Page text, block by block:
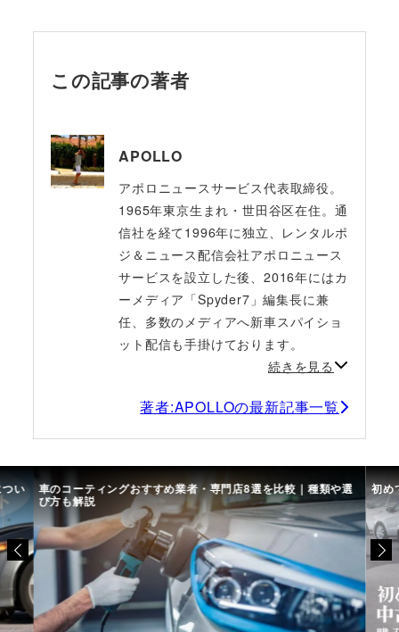
この記事の著者
APOLLO
アポロニュースサービス代表取締役。
1965年東京生まれ・世田谷区在住。通
信社を経て1996年に独立、レンタルポ
ジ＆ニュース配信会社アポロニュース
サービスを設立した後、2016年にはカ
ーメディア「Spyder7」編集長に兼
任、多数のメディアへ新車スパイショ
ット配信も手掛けております。
続きを見る
著者:APOLLOの最新記事一覧
い 車のコーティングおすすめ業者・専門店8選を比較｜種類や選
び方も解説
初め